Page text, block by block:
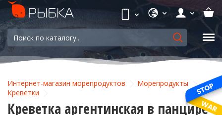
Интернет-магазин морепродуктов
Морепродукты
Креветки
Креветка аргентинская в панцире